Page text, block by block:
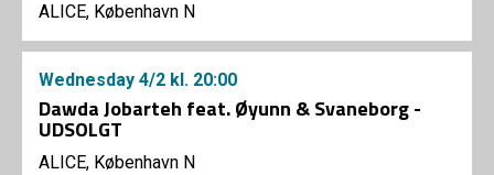
ALICE, København N
Wednesday 4/2 kl. 20:00
Dawda Jobarteh feat. Øyunn & Svaneborg -
UDSOLGT
ALICE, København N